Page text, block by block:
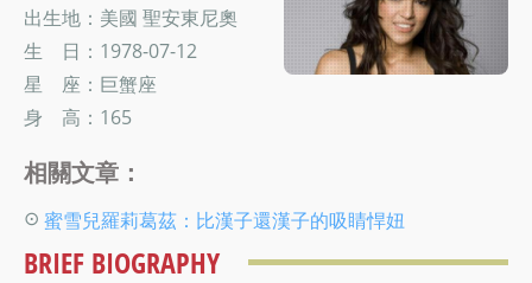
出生地：美國 聖安東尼奧
生 日：1978-07-12
星 座：巨蟹座
身 高：165
相關文章：
⊙ 蜜雪兒羅莉葛茲：比漢子還漢子的吸睛悍妞
BRIEF BIOGRAPHY